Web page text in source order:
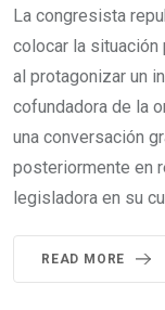
La congresista
colocar la situación
al protagonizar un
cofundadora de la
una conversación
posteriormente en
legisladora en su
READ MORE